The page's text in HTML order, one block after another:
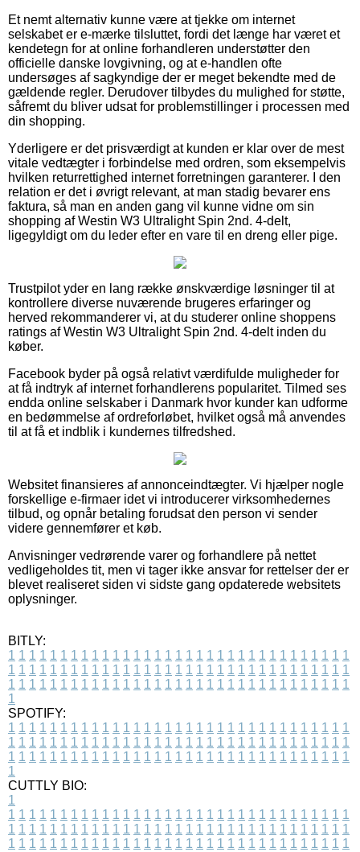
Et nemt alternativ kunne være at tjekke om internet
selskabet er e-mærke tilsluttet, fordi det længe har været et
kendetegn for at online forhandleren understøtter den
officielle danske lovgivning, og at e-handlen ofte
undersøges af sagkyndige der er meget bekendte med de
gældende regler. Derudover tilbydes du mulighed for støtte,
såfremt du bliver udsat for problemstillinger i processen med
din shopping.
Yderligere er det prisværdigt at kunden er klar over de mest
vitale vedtægter i forbindelse med ordren, som eksempelvis
hvilken returrettighed internet forretningen garanterer. I den
relation er det i øvrigt relevant, at man stadig bevarer ens
faktura, så man en anden gang vil kunne vidne om sin
shopping af Westin W3 Ultralight Spin 2nd. 4-delt,
ligegyldigt om du leder efter en vare til en dreng eller pige.
Trustpilot yder en lang række ønskværdige løsninger til at
kontrollere diverse nuværende brugeres erfaringer og
herved rekommanderer vi, at du studerer online shoppens
ratings af Westin W3 Ultralight Spin 2nd. 4-delt inden du
køber.
Facebook byder på også relativt værdifulde muligheder for
at få indtryk af internet forhandlerens popularitet. Tilmed ses
endda online selskaber i Danmark hvor kunder kan udforme
en bedømmelse af ordreforløbet, hvilket også må anvendes
til at få et indblik i kundernes tilfredshed.
Websitet finansieres af annonceindtægter. Vi hjælper nogle
forskellige e-firmaer idet vi introducerer virksomhedernes
tilbud, og opnår betaling forudsat den person vi sender
videre gennemfører et køb.
Anvisninger vedrørende varer og forhandlere på nettet
vedligeholdes tit, men vi tager ikke ansvar for rettelser der er
blevet realiseret siden vi sidste gang opdaterede websitets
oplysninger.
BITLY:
1 1 1 1 1 1 1 1 1 1 1 1 1 1 1 1 1 1 1 1 1 1 1 1 1 1 1 1 1 1 1 1 1
1 1 1 1 1 1 1 1 1 1 1 1 1 1 1 1 1 1 1 1 1 1 1 1 1 1 1 1 1 1 1 1 1
1 1 1 1 1 1 1 1 1 1 1 1 1 1 1 1 1 1 1 1 1 1 1 1 1 1 1 1 1 1 1 1 1
1
SPOTIFY:
1 1 1 1 1 1 1 1 1 1 1 1 1 1 1 1 1 1 1 1 1 1 1 1 1 1 1 1 1 1 1 1 1
1 1 1 1 1 1 1 1 1 1 1 1 1 1 1 1 1 1 1 1 1 1 1 1 1 1 1 1 1 1 1 1 1
1 1 1 1 1 1 1 1 1 1 1 1 1 1 1 1 1 1 1 1 1 1 1 1 1 1 1 1 1 1 1 1 1
1
CUTTLY BIO:
1
1 1 1 1 1 1 1 1 1 1 1 1 1 1 1 1 1 1 1 1 1 1 1 1 1 1 1 1 1 1 1 1 1
1 1 1 1 1 1 1 1 1 1 1 1 1 1 1 1 1 1 1 1 1 1 1 1 1 1 1 1 1 1 1 1 1
1 1 1 1 1 1 1 1 1 1 1 1 1 1 1 1 1 1 1 1 1 1 1 1 1 1 1 1 1 1 1 1 1